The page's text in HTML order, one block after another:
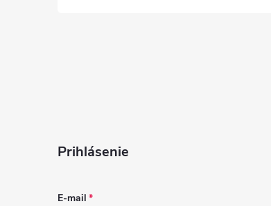
Prihlásenie
E-mail